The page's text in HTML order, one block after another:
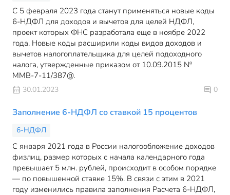
С 5 февраля 2023 года станут применяться новые коды
6-НДФЛ для доходов и вычетов для целей НДФЛ,
проект которых ФНС разработала еще в ноябре 2022
года. Новые коды расширили коды видов доходов и
вычетов налогоплательщика для целей подоходного
налога, утвержденные приказом от 10.09.2015 №
ММВ-7-11/387@.
30.01.2023 0
Заполнение 6-НДФЛ со ставкой 15 процентов
6-НДФЛ
С января 2021 года в России налогообложение доходов
физлиц, размер которых с начала календарного года
превышает 5 млн. рублей, происходит в особом порядке
— по повышенной ставке 15%. В связи с этим в 2021
году изменились правила заполнения Расчета 6-НДФЛ,